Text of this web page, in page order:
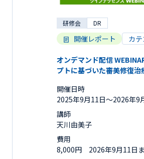
研修会 DR
開催レポート カ
オンデマンド配信
プトに基づいた審美修復治
開催日時
2025年9月11日〜2026年9
講師
天川由美子
費用
8,000円 2026年9月11日